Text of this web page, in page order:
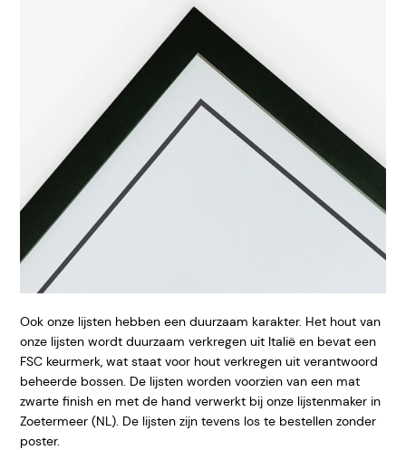
Ook onze lijsten hebben een duurzaam karakter. Het hout van
onze lijsten wordt duurzaam verkregen uit Italië en bevat een
FSC keurmerk, wat staat voor hout verkregen uit verantwoord
beheerde bossen. De lijsten worden voorzien van een mat
zwarte finish en met de hand verwerkt bij onze lijstenmaker in
Zoetermeer (NL). De lijsten zijn tevens los te bestellen zonder
poster.